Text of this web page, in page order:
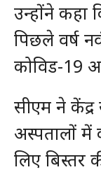
उन्होंने कहा
पिछले वर्ष
कोविड-19
सीएम ने
अस्पतालों में
लिए बिस्तर